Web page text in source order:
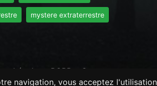
navigation, vous acceptez l'utilisation
mystere extraterrestre
Légales RGPD Contact